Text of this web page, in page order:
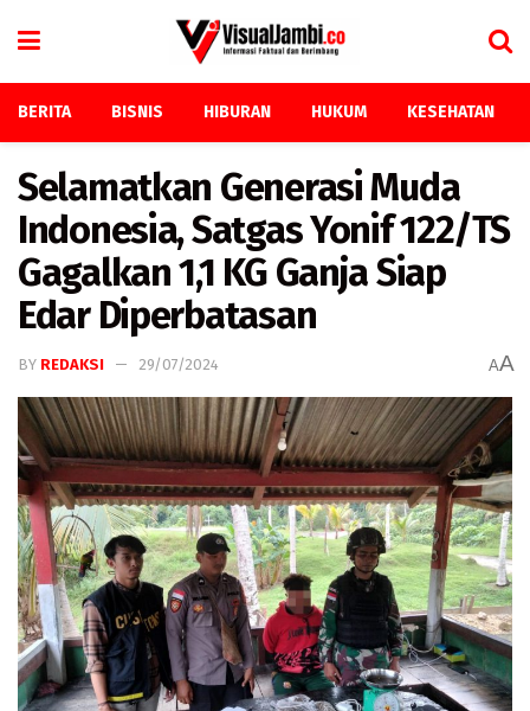
BERITA BISNIS HIBURAN HUKUM KESEHATAN
Selamatkan Generasi Muda
Indonesia, Satgas Yonif 122/TS
Gagalkan 1,1 KG Ganja Siap
Edar Diperbatasan
BY REDAKSI 29/07/2024 AA